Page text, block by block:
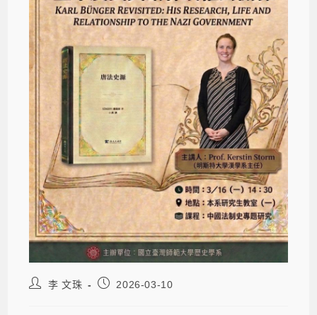
李 文珠 2026-03-10